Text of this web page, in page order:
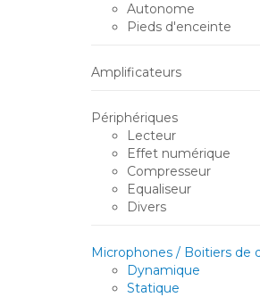
Autonome
Pieds d'enceinte
Amplificateurs
Périphériques
Lecteur
Effet numérique
Compresseur
Equaliseur
Divers
Microphones / Boitiers de
Dynamique
Statique